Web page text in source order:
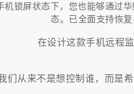
机锁屏状态下，您也能够通过
态。已全面支持恢
在设计这款手机远程
们从来不是想控制谁，而是